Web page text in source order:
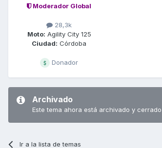
Moderador Global
28,3k
Moto: Agility City 125
Ciudad: Córdoba
Donador
Archivado
Este tema ahora está archivado y
Ir a la lista de temas